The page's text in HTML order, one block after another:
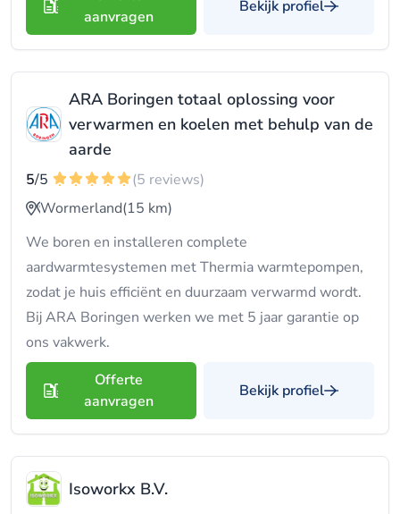
aanvragen
Bekijk profiel
ARA Boringen totaal oplossing voor
verwarmen en koelen met behulp van de
aarde
5/5
(5 reviews)
Wormerland(15 km)
We boren en installeren complete
aardwarmtesystemen met Thermia warmtepompen,
zodat je huis efficiënt en duurzaam verwarmd wordt.
Bij ARA Boringen werken we met 5 jaar garantie op
ons vakwerk.
Offerte
aanvragen
Bekijk profiel
Isoworkx B.V.